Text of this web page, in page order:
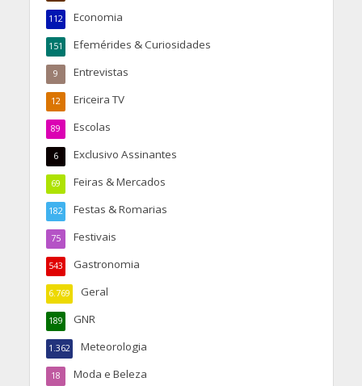
Economia
112
Efemérides & Curiosidades
151
Entrevistas
9
Ericeira TV
12
Escolas
89
Exclusivo Assinantes
6
Feiras & Mercados
69
Festas & Romarias
182
Festivais
75
Gastronomia
543
Geral
6.769
GNR
189
Meteorologia
1.362
Moda e Beleza
18